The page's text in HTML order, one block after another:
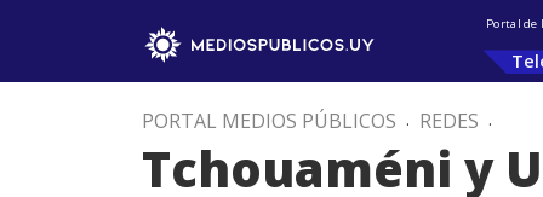
Portal de
PORTAL MEDIOS PÚBLICOS . REDES .
Tchouaméni y